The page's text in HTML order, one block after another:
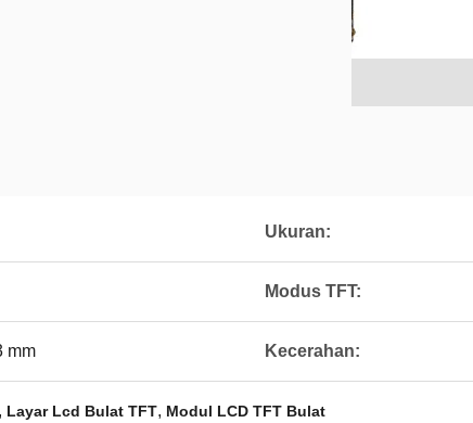
Ukuran:
Modus TFT:
mm Kecerahan:
, Layar Lcd Bulat TFT, Modul LCD TFT Bulat